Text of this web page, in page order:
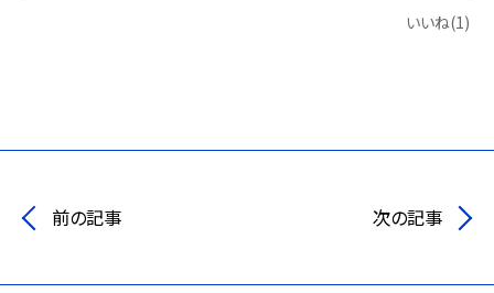
いいね(1)
前の記事 次の記事